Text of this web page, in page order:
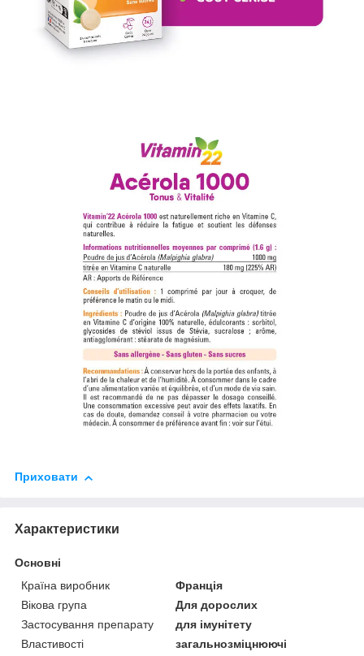
Приховати
Характеристики
Основні
Країна виробник
Франція
Вікова група
Для дорослих
Застосування препарату
для імунітету
Властивості
загальнозміцнюючі